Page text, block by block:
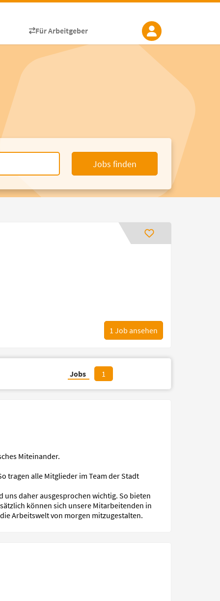
Für Arbeitgeber
Jobs finden
1 Job ansehen
Jobs 1
Miteinander.
tragen alle Mitglieder im Team der Stadt
daher ausgesprochen wichtig. So bieten
können sich unsere Mitarbeitenden in
Arbeitswelt von morgen mitzugestalten.